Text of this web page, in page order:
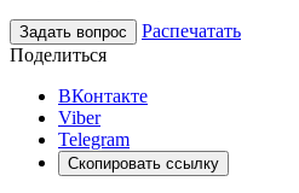
Задать вопрос
Распечатать
Поделиться
ВКонтакте
Viber
Telegram
Скопировать ссылку